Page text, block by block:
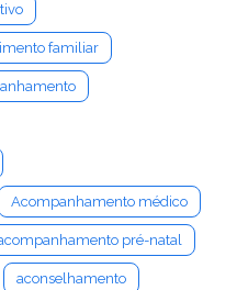
familiar
Acompanhamento médico
pré-natal
aconselhamento